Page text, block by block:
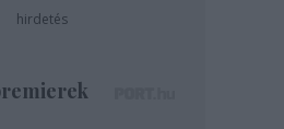
hirdetés